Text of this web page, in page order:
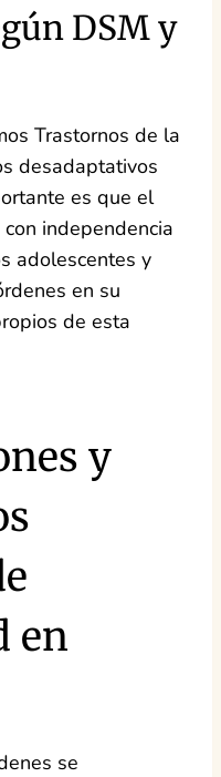
DSM y
Trastornos de la
desadaptativos
es que el
independencia
adolescentes y
en su
de esta
y
en
se